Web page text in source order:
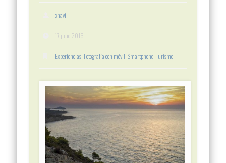
chavi
17 julio 2015
Experiencias Fotografía con móvil ,Smartphone ,Turismo